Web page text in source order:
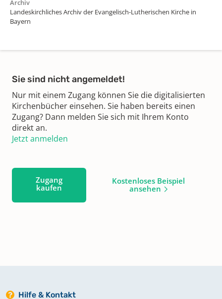
Archiv
Landeskirchliches Archiv der Evangelisch-Lutherischen Kirche in
Bayern
Sie sind nicht angemeldet!
Nur mit einem Zugang können Sie die digitalisierten
Kirchenbücher einsehen. Sie haben bereits einen
Zugang? Dann melden Sie sich mit Ihrem Konto
direkt an.
Jetzt anmelden
Zugang
kaufen
Kostenloses Beispiel
ansehen
Hilfe & Kontakt